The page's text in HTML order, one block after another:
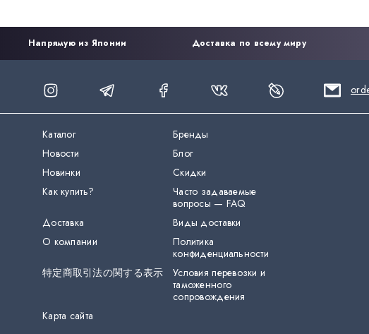
Напрямую из Японии Доставка по всему миру
Каталог
Бренды
Новости
Блог
Новинки
Скидки
Как купить?
Часто задаваемые
вопросы — FAQ
Доставка
Виды доставки
О компании
Политика
конфиденциальности
特定商取引法の関する表示
Условия перевозки и
таможенного
сопровождения
Карта сайта